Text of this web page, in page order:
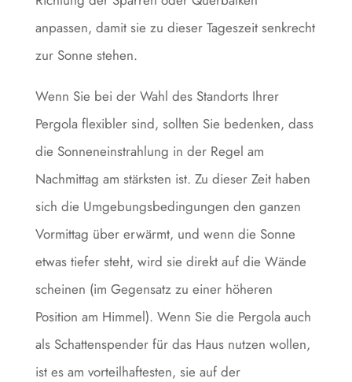
anpassen, damit sie zu dieser Tageszeit senkrecht
zur Sonne stehen.
Wenn Sie bei der Wahl des Standorts Ihrer
Pergola flexibler sind, sollten Sie bedenken, dass
die Sonneneinstrahlung in der Regel am
Nachmittag am stärksten ist. Zu dieser Zeit haben
sich die Umgebungsbedingungen den ganzen
Vormittag über erwärmt, und wenn die Sonne
etwas tiefer steht, wird sie direkt auf die Wände
scheinen (im Gegensatz zu einer höheren
Position am Himmel). Wenn Sie die Pergola auch
als Schattenspender für das Haus nutzen wollen,
ist es am vorteilhaftesten, sie auf der